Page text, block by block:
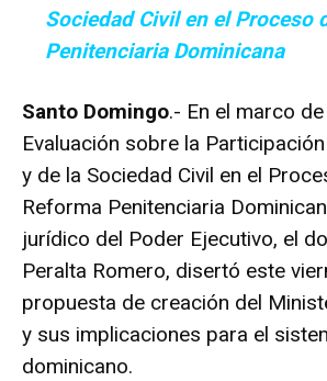
Sociedad Civil en el Proceso
Penitenciaria Dominicana
Santo Domingo.- En el marco
Evaluación sobre la
y de la Sociedad Civil en el
Reforma Penitenciaria
jurídico del Poder Ejecutivo, el
Peralta Romero, disertó este
propuesta de creación del
y sus implicaciones para el
dominicano.